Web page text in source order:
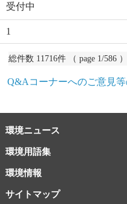
受付中
1
総件数 11716件 （ page 1/586
Q&Aコーナーへのご意見
環境ニュース
環境用語集
環境情報
サイトマップ